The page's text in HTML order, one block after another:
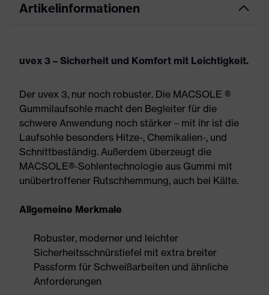
Artikelinformationen
uvex 3 – Sicherheit und Komfort mit Leichtigkeit.
Der uvex 3, nur noch robuster. Die MACSOLE ®
Gummilaufsohle macht den Begleiter für die
schwere Anwendung noch stärker – mit ihr ist die
Laufsohle besonders Hitze-, Chemikalien-, und
Schnittbeständig. Außerdem überzeugt die
MACSOLE®-Sohlentechnologie aus Gummi mit
unübertroffener Rutschhemmung, auch bei Kälte.
Allgemeine Merkmale
Robuster, moderner und leichter
Sicherheitsschnürstiefel mit extra breiter
Passform für Schweißarbeiten und ähnliche
Anforderungen